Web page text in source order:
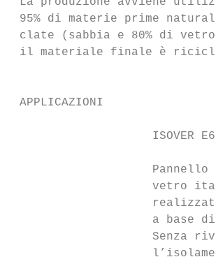
95% di materie prime
clate (sabbia e 80% di
il materiale finale è
APPLICAZIONI
ISOVER
Pannello
vetro
a base
Senza